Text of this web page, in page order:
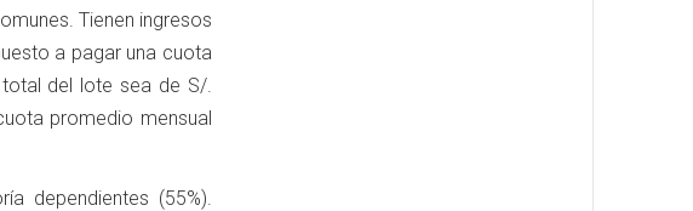
Tienen ingresos
a pagar una cuota
del lote sea de S/.
promedio mensual
dependientes (55%).